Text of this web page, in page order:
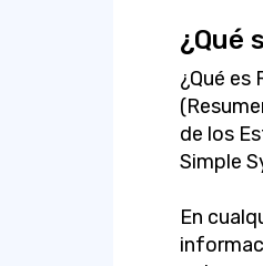
¿Qué
¿Qué es
de los
Simple
En